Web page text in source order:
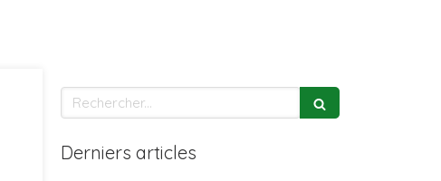
Rechercher
Derniers articles